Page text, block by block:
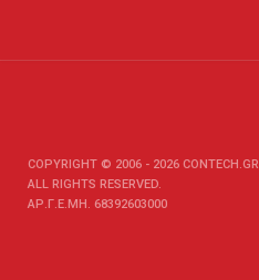
COPYRIGHT © 2006 - 2026 CONTECH.GR
ALL RIGHTS RESERVED.
ΑΡ.Γ.Ε.ΜΗ. 68392603000